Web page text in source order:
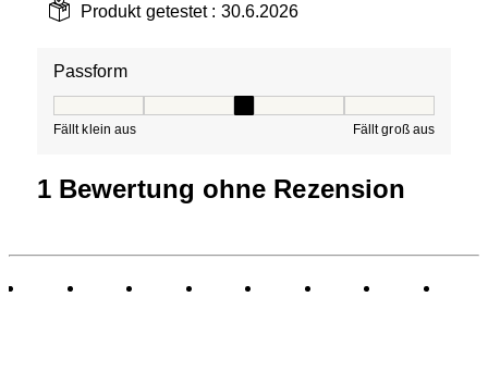
Produkt getestet : 30.6.2026
Passform
Fällt klein aus Fällt groß aus
1 Bewertung ohne Rezension